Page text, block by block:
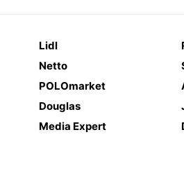
Lidl
Netto
POLOmarket
Douglas
Media Expert